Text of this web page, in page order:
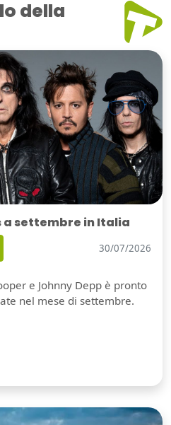
della
a settembre in Italia
30/07/2026
e Johnny Depp è pronto
nel mese di settembre.